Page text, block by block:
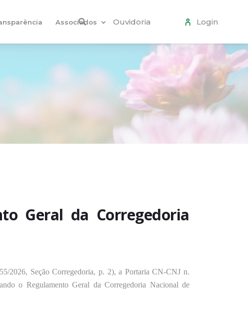
Associados Ouvidoria Login
Geral da Corregedoria
2026, Seção Corregedoria, p. 2), a Portaria CN-CNJ n.
o Regulamento Geral da Corregedoria Nacional de